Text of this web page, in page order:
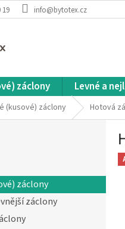
19 info@bytotex.cz
záclony Levné a
(kusové) záclony Hotová
záclony
záclony